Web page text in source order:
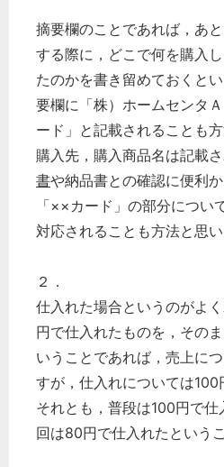
摘要欄のことであれば，あ
する際に，どこで何を購入
たのかを書き留めておくと
要欄に「株）ホームセン
ード」と記載されることも方
購入先，購入商品名は記載
書や納品書との確認に便利か
「××カード」の部分につい
対応されることも方法と思い
２．
仕入れた場合というのがよ
円で仕入れたものを，その
いうことであれば，売上に
すが，仕入れについては100
それとも，普段は100円で
回は80円で仕入れたという